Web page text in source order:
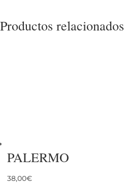
Productos relacionados
PALERMO
38,00€